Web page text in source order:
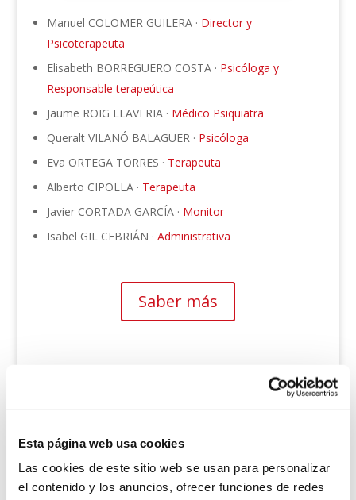
Esta página web usa cookies
Las cookies de este sitio web se usan para personalizar
el contenido y los anuncios, ofrecer funciones de redes
Manuel COLOMER GUILERA · Director y
Psicoterapeuta
Elisabeth BORREGUERO COSTA · Psicóloga y
Responsable terapeútica
Jaume ROIG LLAVERIA · Médico Psiquiatra
Queralt VILANÓ BALAGUER · Psicóloga
Eva ORTEGA TORRES · Terapeuta
Alberto CIPOLLA · Terapeuta
Javier CORTADA GARCÍA · Monitor
Isabel GIL CEBRIÁN · Administrativa
Saber más
Contacte con nosotros sin compromiso, para
pedir cita o solicitar más información sobre
nuestros servicios
1ª VISITA GRATUITA